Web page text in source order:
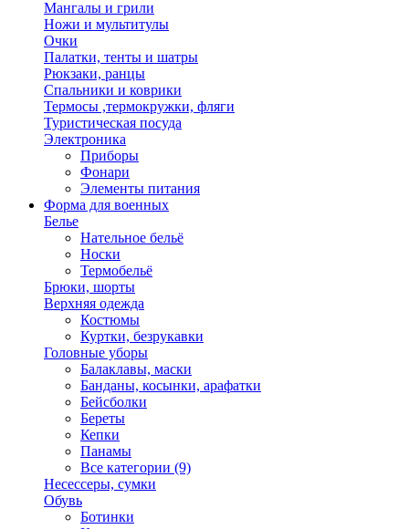
Мангалы и грили
Ножи и мультитулы
Очки
Палатки, тенты и шатры
Рюкзаки, ранцы
Спальники и коврики
Термосы ,термокружки, фляги
Туристическая посуда
Электроника
Приборы
Фонари
Элементы питания
Форма для военных
Белье
Нательное бельё
Носки
Термобельё
Брюки, шорты
Верхняя одежда
Костюмы
Куртки, безрукавки
Головные уборы
Балаклавы, маски
Банданы, косынки, арафатки
Бейсболки
Береты
Кепки
Панамы
Все категории (9)
Несессеры, сумки
Обувь
Ботинки